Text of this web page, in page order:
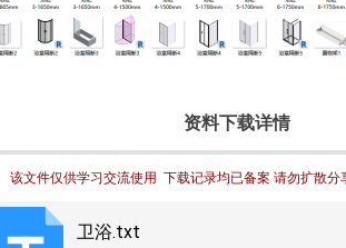
资料下载详情
该文件仅供学习交流使用  下载记录均已备案 请勿扩散分
卫浴.txt